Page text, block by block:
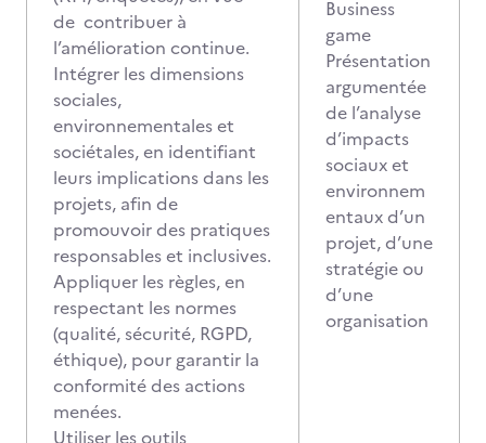
de contribuer à
l’amélioration continue.
Intégrer les dimensions
sociales,
environnementales et
sociétales, en identifiant
leurs implications dans les
projets, afin de
promouvoir des pratiques
responsables et inclusives.
Appliquer les règles, en
respectant les normes
(qualité, sécurité, RGPD,
éthique), pour garantir la
conformité des actions
menées.
Utiliser les outils
Business
game
Présentation
argumentée
de l’analyse
d’impacts
sociaux et
environnem
entaux d’un
projet, d’une
stratégie ou
d’une
organisation